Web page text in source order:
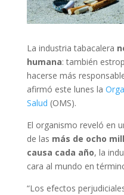
La industria tabacalera
humana: también
hacerse más
afirmó este lunes la
Salud (OMS).
El organismo reveló en
de las más de ocho
causa cada año, la
cara al mundo en
“Los efectos